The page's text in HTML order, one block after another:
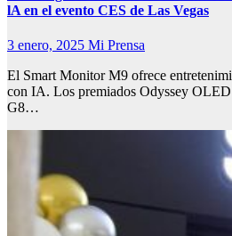
lA en el evento CES de Las Vegas
3 enero, 2025 Mi Prensa
El Smart Monitor M9 ofrece
con IA. Los premiados Odyssey
G8…